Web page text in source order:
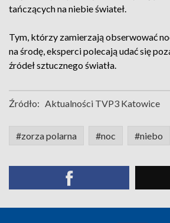
tańczących na niebie świateł.
Tym, którzy zamierzają obserwować
na środę, eksperci polecają udać się
źródeł sztucznego światła.
Źródło: Aktualności TVP3 Katowice
#zorza polarna #noc #niebo